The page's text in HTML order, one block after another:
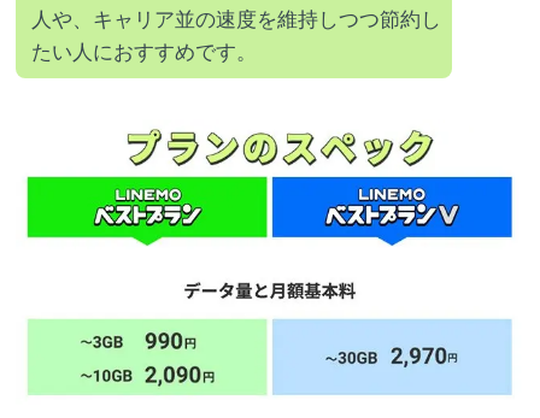
人や、キャリア並の速度を維持しつつ節約し
たい人におすすめです。